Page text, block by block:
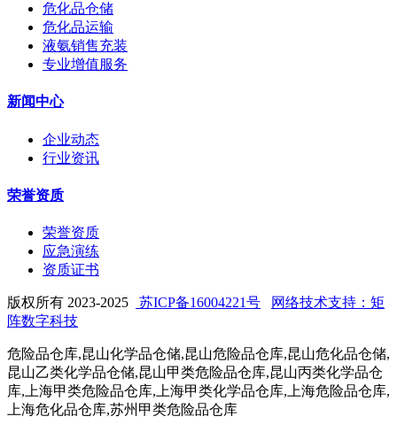
危化品仓储
危化品运输
液氨销售充装
专业增值服务
新闻中心
企业动态
行业资讯
荣誉资质
荣誉资质
应急演练
资质证书
版权所有 2023-2025 苏ICP备16004221号
网络技术支持：矩
阵数字科技
危险品仓库,昆山化学品仓储,昆山危险品仓库,昆山危化品仓储,
昆山乙类化学品仓储,昆山甲类危险品仓库,昆山丙类化学品仓
库,上海甲类危险品仓库,上海甲类化学品仓库,上海危险品仓库,
上海危化品仓库,苏州甲类危险品仓库